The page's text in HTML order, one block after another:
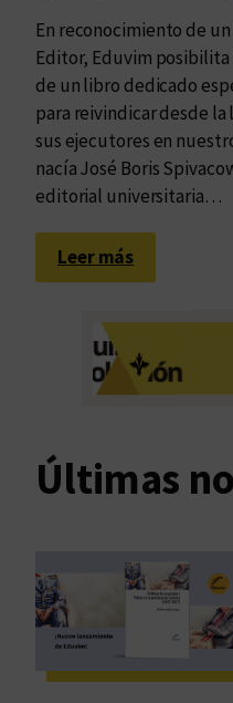
En reconocimiento de
Editor, Eduvim
de un libro dedicado
para reivindicar desde
sus ejecutores en
nacía José Boris
editorial universitaria…
Leer más:
A
g
r
e
c
i
a
Últimas